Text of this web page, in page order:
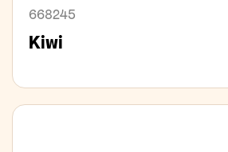
668245
Kiwi